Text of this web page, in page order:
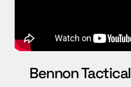
Bennon Tactical